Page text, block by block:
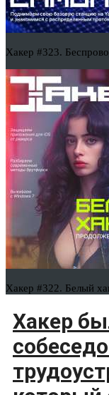
Хакер #323.
Хакер #322. Белый
Хакер